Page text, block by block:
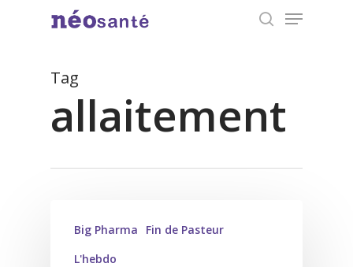
Menu
Tag
allaitement
Big Pharma
Fin de Pasteur
L'hebdo